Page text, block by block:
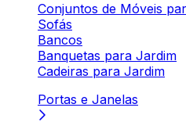
Conjuntos de Móveis
Sofás
Bancos
Banquetas para Jardim
Cadeiras para Jardim
Portas e Janelas